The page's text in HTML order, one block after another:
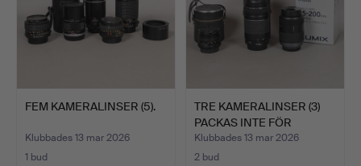
FEM KAMERALINSER (5).
Klubbades 13 mar 2026
1 bud
TRE KAMERALINSER (3)
PACKAS INTE FÖR
TRANS…
Klubbades 13 mar 2026
2 bud